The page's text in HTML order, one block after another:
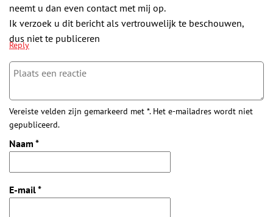
neemt u dan even contact met mij op.
Ik verzoek u dit bericht als vertrouwelijk te beschouwen,
dus niet te publiceren
Reply
Vereiste velden zijn gemarkeerd met *. Het e-mailadres wordt niet
gepubliceerd.
Naam *
E-mail*